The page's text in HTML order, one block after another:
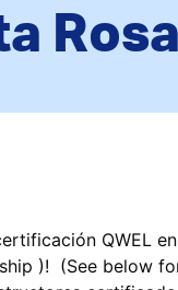
QWEL
)! (See below